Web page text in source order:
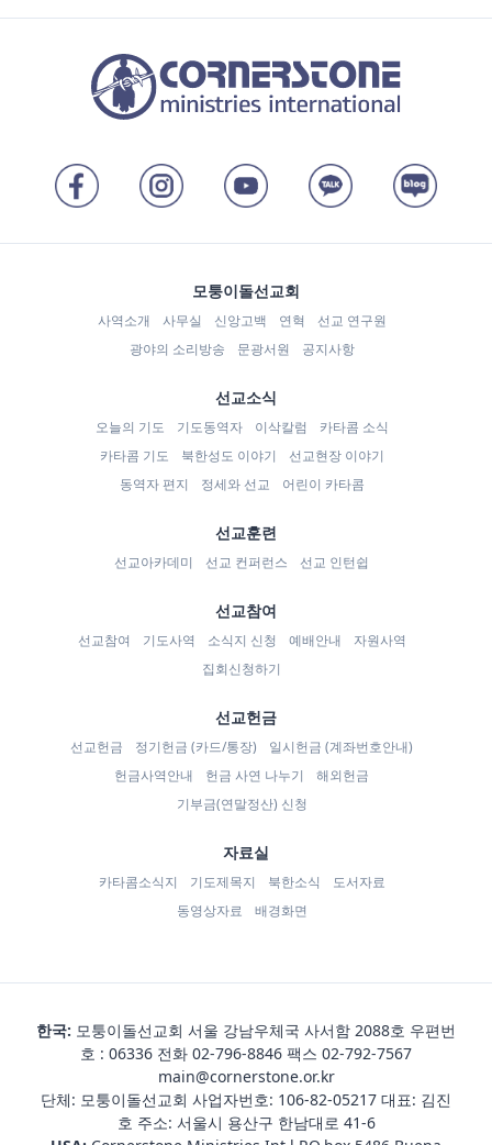
모퉁이돌선교회
사역소개 사무실 신앙고백 연혁
선교 연구원
광야의 소리방송
문광서원 공지사항
선교소식
오늘의 기도 기도동역자 이삭칼럼
카타콤 소식
카타콤 기도
북한성도 이야기
선교현장 이야기
동역자 편지
정세와 선교 어린이 카타콤
선교훈련
선교아카데미 선교 컨퍼런스 선교 인턴쉽
선교참여
선교참여 기도사역 소식지 신청 예배안내
자원사역
집회신청하기
선교헌금
선교헌금 정기헌금 (카드/통장)
일시헌금 (계좌번호안내)
헌금사역안내
헌금 사연 나누기
해외헌금
기부금(연말정산) 신청
자료실
카타콤소식지 기도제목지 북한소식
도서자료
동영상자료
배경화면
한국: 모퉁이돌선교회 서울 강남우체국 사서함 2088호 우편번
호 : 06336 전화 02-796-8846 팩스 02-792-7567
main@cornerstone.or.kr
단체: 모퉁이돌선교회 사업자번호: 106-82-05217 대표: 김진
호 주소: 서울시 용산구 한남대로 41-6